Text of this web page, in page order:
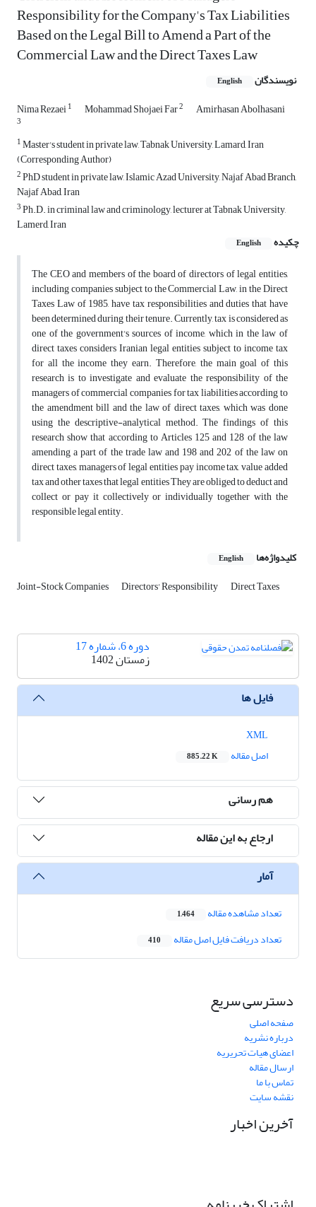
Responsibility for the Company's Tax Liabilities
Based on the Legal Bill to Amend a Part of the
Commercial Law and the Direct Taxes Law
نویسندگان English
Nima Rezaei1 Mohammad Shojaei Far2 Amirhasan Abolhasani
3
1Master's student in private law, Tabnak University, Lamard, Iran
(Corresponding Author)
2PhD student in private law, Islamic Azad University, Najaf Abad Branch,
Najaf Abad, Iran
3Ph.D. in criminal law and criminology, lecturer at Tabnak University,
Lamerd, Iran
چکیده
English
The CEO and members of the board of directors of legal entities,
including companies subject to the Commercial Law, in the Direct
Taxes Law of 1985, have tax responsibilities and duties that have
been determined during their tenure. Currently, tax is considered as
one of the government's sources of income, which in the law of
direct taxes considers Iranian legal entities subject to income tax
for all the income they earn. Therefore, the main goal of this
research is to investigate and evaluate the responsibility of the
managers of commercial companies for tax liabilities according to
the amendment bill and the law of direct taxes, which was done
using the descriptive-analytical method. The findings of this
research show that according to Articles 125 and 128 of the law
amending a part of the trade law and 198 and 202 of the law on
direct taxes, managers of legal entities pay income tax, value added
tax and other taxes that legal entities They are obliged to deduct and
collect or pay it collectively or individually together with the
responsible legal entity.
کلیدواژه‌ها English
Joint-Stock Companies Directors' Responsibility Direct Taxes
دوره 6، شماره 17
زمستان 1402
فایل ها
اصل مقاله
885.22 K
هم رسانی
ارجاع به این مقاله
آمار
تعداد مشاهده مقاله 1,464
تعداد دریافت فایل اصل مقاله 410
دسترسی سریع
صفحه اصلی
درباره نشریه
اعضای هیات تحریریه
ارسال مقاله
تماس با ما
نقشه سایت
آخرین اخبار